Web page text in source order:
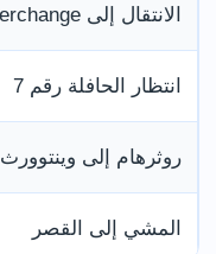
الانتقال إلى Rotherham Interchange
انتظار الحافلة رقم 7
روثرهام إلى وينتوورث
المشي إلى القصر